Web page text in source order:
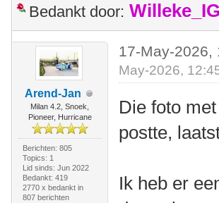
Bedankt door:
Arend-Jan
Milan 4.2, Snoek,
Pioneer, Hurricane
Berichten: 805
Topics: 1
Lid sinds: Jun 2022
Bedankt: 419
2770 x bedankt in
807 berichten
17-May-2026,
May-2026,
Die foto
postte,
Ik heb er